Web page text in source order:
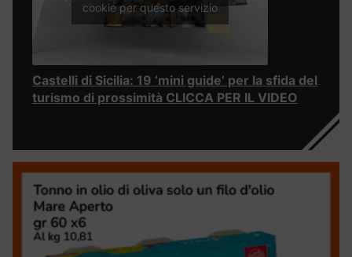
cookie per questo servizio
Castelli di Sicilia: 19 ‘mini guide’ per la sfida del
turismo di prossimità CLICCA PER IL VIDEO